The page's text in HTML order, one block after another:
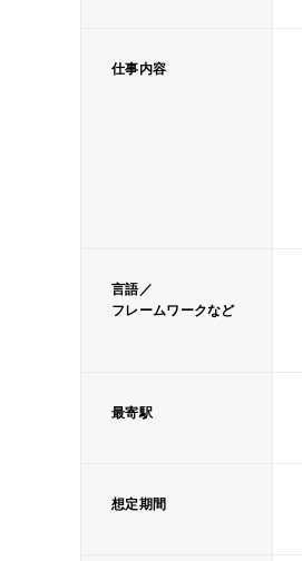
仕事内容
言語／
フレームワークなど
最寄駅
想定期間